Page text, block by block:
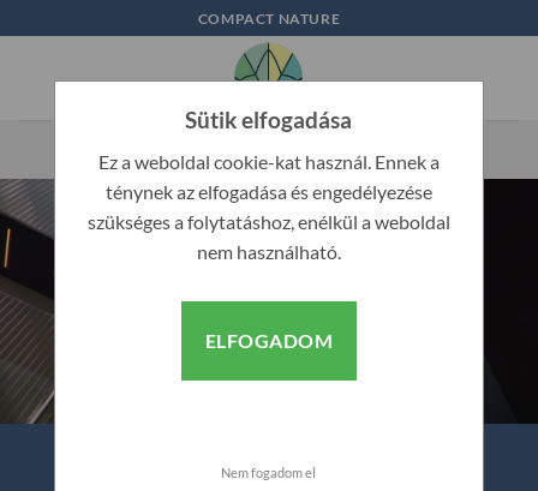
to
COMPACT NATURE
Sütik elfogadása
Ez a weboldal cookie-kat használ. Ennek a
ténynek az elfogadása és engedélyezése
szükséges a folytatáshoz, enélkül a weboldal
nem használható.
ELFOGADOM
Nem fogadom el